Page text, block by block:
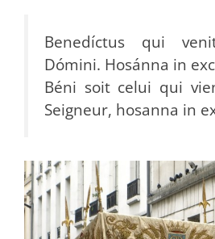
Benedíctus qui
Dómini. Hosánna in
Béni soit celui qui
Seigneur, hosanna in